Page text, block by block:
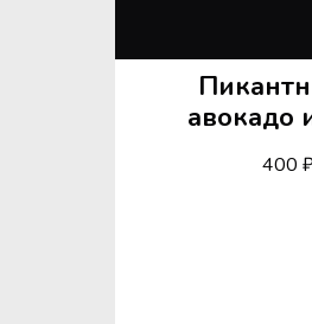
авокадо
400